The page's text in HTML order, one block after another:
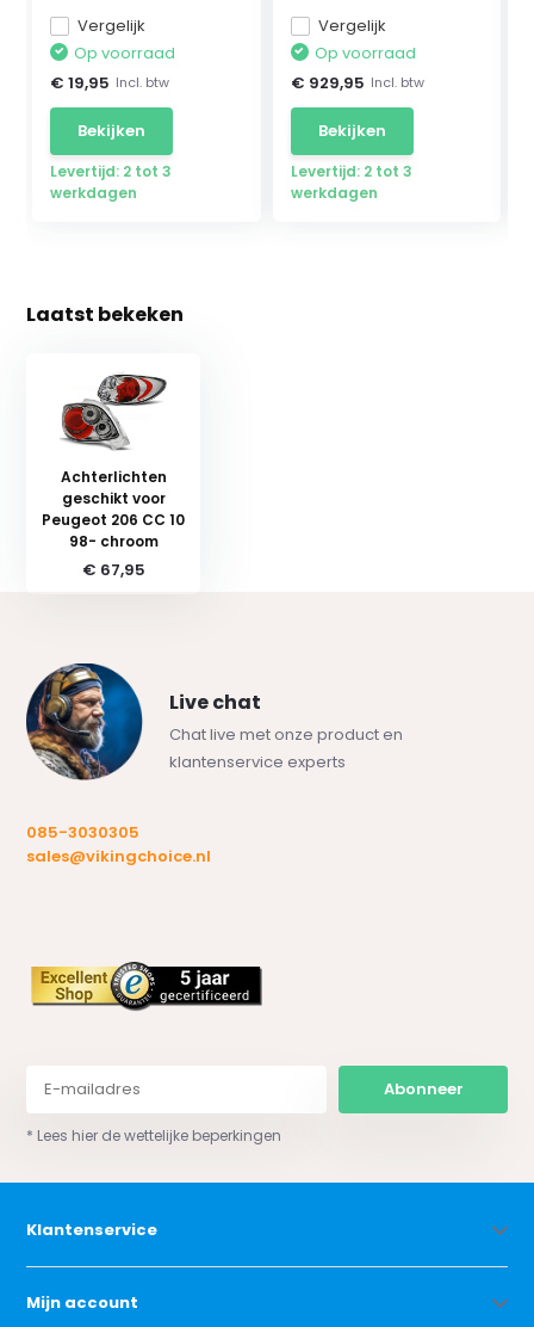
Vergelijk
Op voorraad
€ 19,95 Incl. btw
Bekijken
Levertijd: 2 tot 3
werkdagen
Vergelijk
Op voorraad
€ 929,95 Incl. btw
Bekijken
Levertijd: 2 tot 3
werkdagen
Laatst bekeken
Achterlichten
geschikt voor
Peugeot 206 CC 10
98- chroom
€ 67,95
Live chat
Chat live met onze product en
klantenservice experts
085-3030305
sales@vikingchoice.nl
Abonneer
* Lees hier de wettelijke beperkingen
Klantenservice
Mijn account